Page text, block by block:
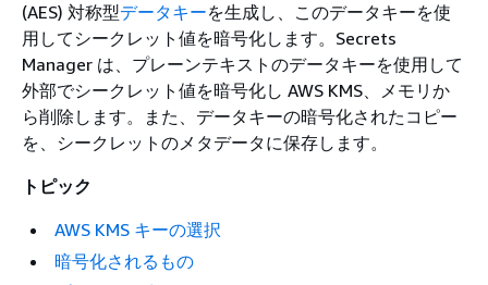
(AES) 対称型データキーを生成し、このデータキーを使
用してシークレット値を暗号化します。Secrets
Manager は、プレーンテキストのデータキーを使用して
外部でシークレット値を暗号化し AWS KMS、メモリか
ら削除します。また、データキーの暗号化されたコピー
を、シークレットのメタデータに保存します。
トピック
AWS KMS キーの選択
暗号化されるもの